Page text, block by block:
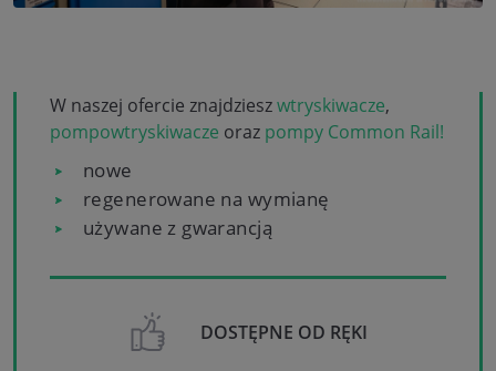
W naszej ofercie znajdzieszwtryskiwacze,
pompowtryskiwacze oraz pompy Common Rail!
nowe
regenerowane na wymianę
używane z gwarancją
DOSTĘPNE OD RĘKI